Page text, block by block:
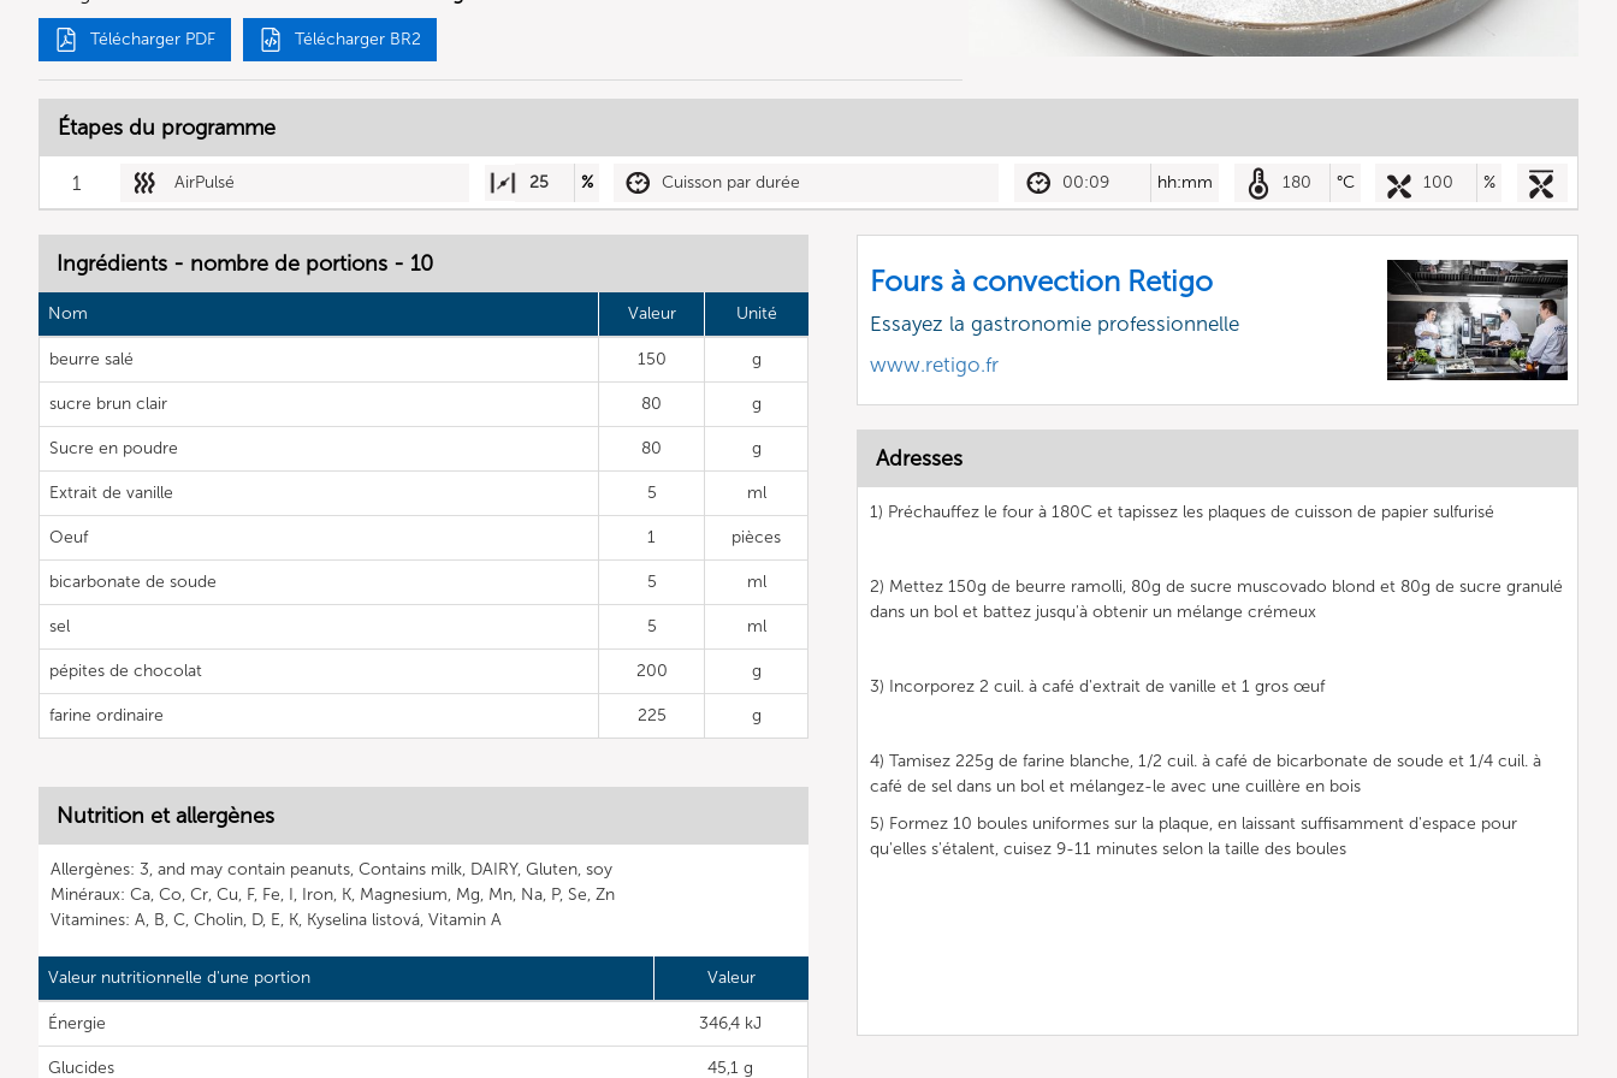
Télécharger PDF Télécharger BR2
Étapes du programme
1 AirPulsé 25 % Cuisson par durée 00:09 hh:mm 180 °C 100 %
Ingrédients - nombre de portions - 10
Nom Valeur Unité
beurre salé 150 g
sucre brun clair 80 g
Sucre en poudre 80 g
Extrait de vanille 5 ml
Oeuf 1 pièces
bicarbonate de soude 5 ml
sel 5 ml
pépites de chocolat 200 g
farine ordinaire 225 g
Nutrition et allergènes
Allergènes: 3, and may contain peanuts, Contains milk, DAIRY, Gluten, soy
Minéraux: Ca, Co, Cr, Cu, F, Fe, I, Iron, K, Magnesium, Mg, Mn, Na, P, Se, Zn
Vitamines: A, B, C, Cholin, D, E, K, Kyselina listová, Vitamin A
Valeur nutritionnelle d'une portion Valeur
Énergie 346,4 kJ
Glucides 45,1 g
Fours à convection Retigo
Essayez la gastronomie professionnelle
www.retigo.fr
Adresses
1) Préchauffez le four à 180C et tapissez les plaques de cuisson de papier sulfurisé
2) Mettez 150g de beurre ramolli, 80g de sucre muscovado blond et 80g de sucre granulé
dans un bol et battez jusqu'à obtenir un mélange crémeux
3) Incorporez 2 cuil. à café d'extrait de vanille et 1 gros œuf
4) Tamisez 225g de farine blanche, 1/2 cuil. à café de bicarbonate de soude et 1/4 cuil. à
café de sel dans un bol et mélangez-le avec une cuillère en bois
5) Formez 10 boules uniformes sur la plaque, en laissant suffisamment d'espace pour
qu'elles s'étalent, cuisez 9-11 minutes selon la taille des boules